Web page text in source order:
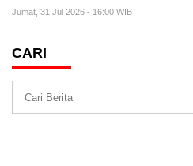
Jumat, 31 Jul 2026 - 16:00 WIB
CARI